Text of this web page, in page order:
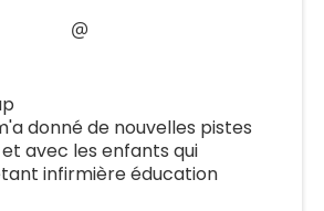
@
donné de nouvelles pistes
avec les enfants qui
infirmière éducation